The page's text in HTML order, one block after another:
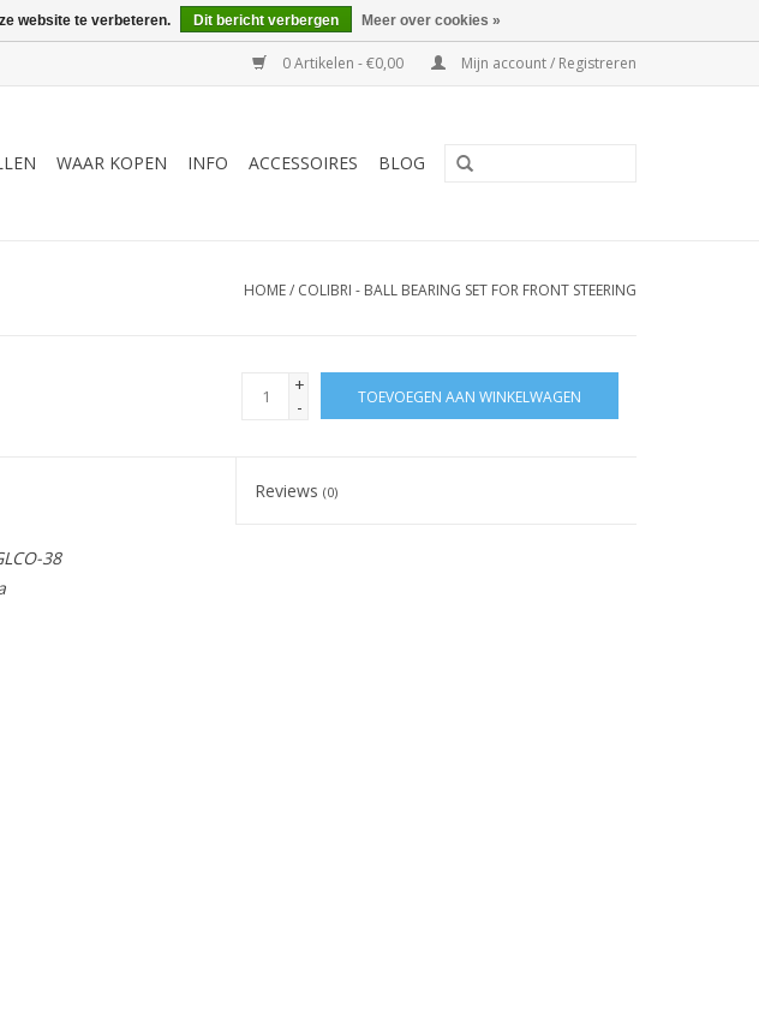
0 Artikelen - €0,00 Mijn account / Registreren
WAAR KOPEN INFO ACCESSOIRES BLOG
HOME/ COLIBRI - BALL BEARING SET FOR FRONT STEERING
+
-
TOEVOEGEN AAN WINKELWAGEN
Reviews(0)
38
website te verbeteren. Dit bericht verbergen Meer over cookies »